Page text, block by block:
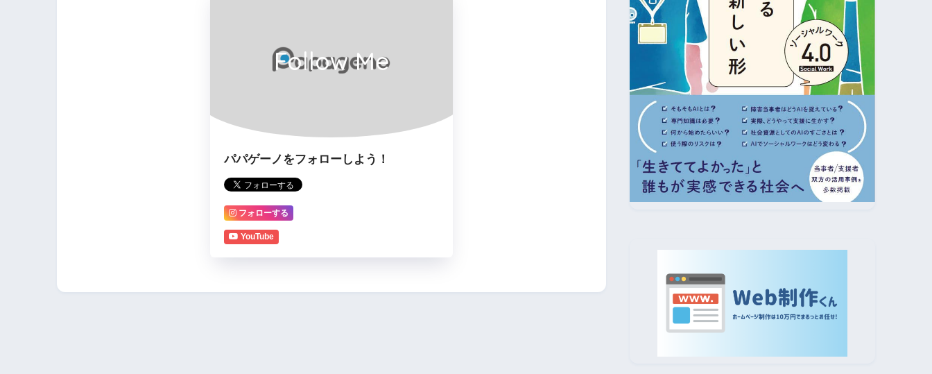
Follow Me
パパゲーノをフォローしよう！
フォローする
YouTube